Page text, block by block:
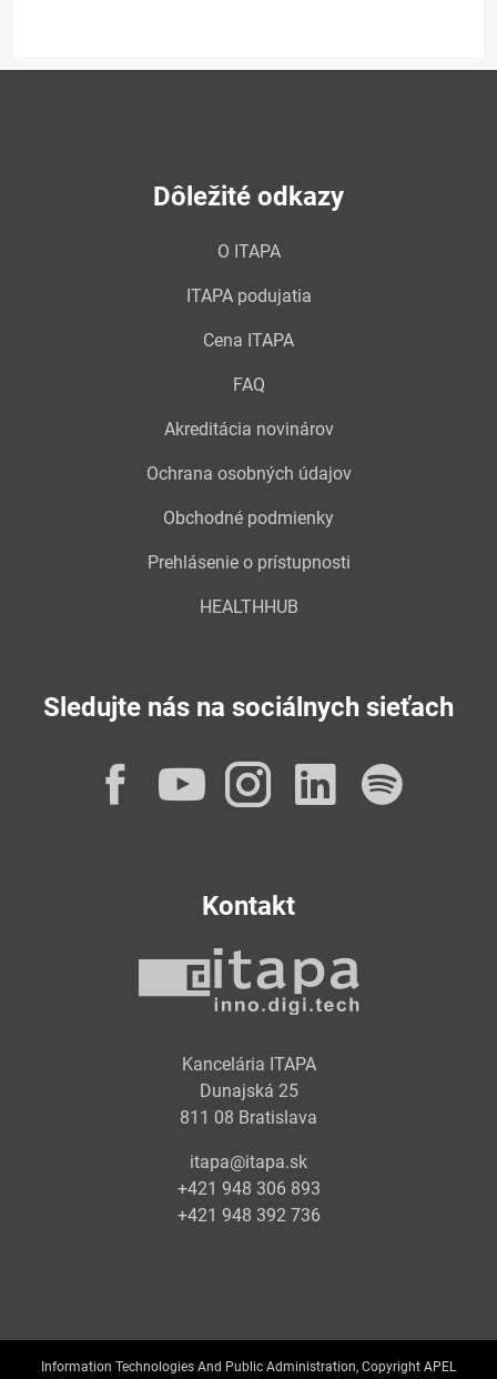
Dôležité odkazy
O ITAPA
ITAPA podujatia
Cena ITAPA
FAQ
Akreditácia novinárov
Ochrana osobných údajov
Obchodné podmienky
Prehlásenie o prístupnosti
HEALTHHUB
Sledujte nás na sociálnych sieťach
Facebook
YouTube
Instagram
Kontakt
Kancelária ITAPA
Dunajská 25
811 08 Bratislava
itapa@itapa.sk
+421 948 306 893
+421 948 392 736
Information Technologies And Public Administration, Copyright APEL